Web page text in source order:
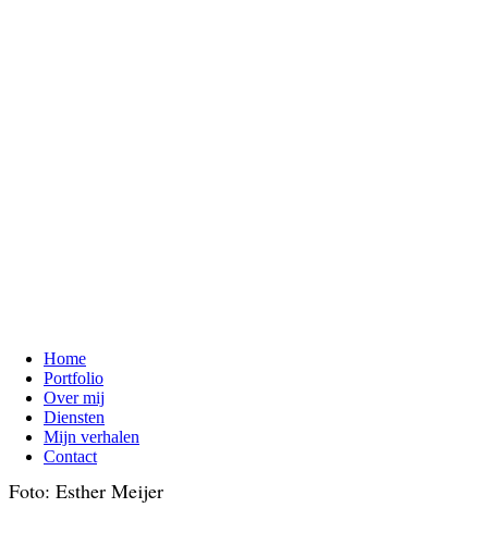
Home
Portfolio
Over mij
Diensten
Mijn verhalen
Contact
Foto: Esther Meijer